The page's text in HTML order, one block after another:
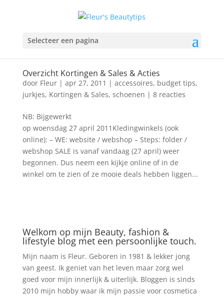
Selecteer een pagina
Overzicht Kortingen & Sales & Acties
door Fleur| apr 27, 2011 | accessoires, budget tips,
jurkjes, Kortingen & Sales, schoenen | 8 reacties
NB: Bijgewerkt
op woensdag 27 april 2011Kledingwinkels (ook
online): – WE: website / webshop – Steps: folder /
webshop SALE is vanaf vandaag (27 april) weer
begonnen. Dus neem een kijkje online of in de
winkel om te zien of ze mooie deals hebben liggen...
Welkom op mijn Beauty, fashion &
lifestyle blog met een persoonlijke touch.
Mijn naam is Fleur. Geboren in 1981 & lekker jong
van geest. Ik geniet van het leven maar zorg wel
goed voor mijn innerlijk & uiterlijk. Bloggen is sinds
2010 mijn hobby waar ik mijn passie voor cosmetica